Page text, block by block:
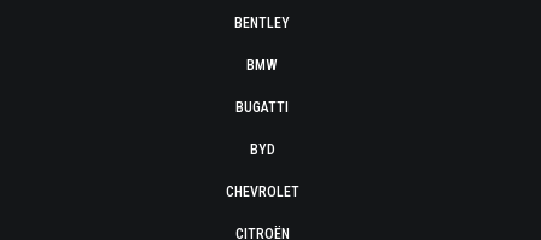
BENTLEY
BMW
BUGATTI
BYD
CHEVROLET
CITROËN